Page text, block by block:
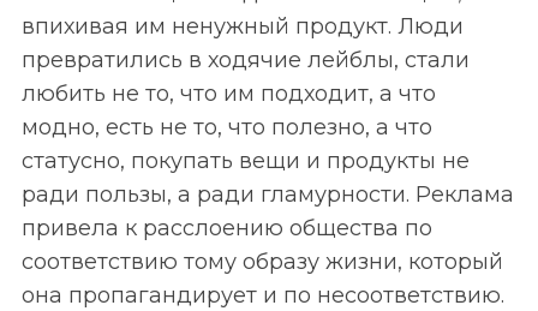
впихивая им ненужный продукт. Люди
превратились в ходячие лейблы, стали
любить не то, что им подходит, а что
модно, есть не то, что полезно, а что
статусно, покупать вещи и продукты не
ради пользы, а ради гламурности. Реклама
привела к расслоению общества по
соответствию тому образу жизни, который
она пропагандирует и по несоответствию.